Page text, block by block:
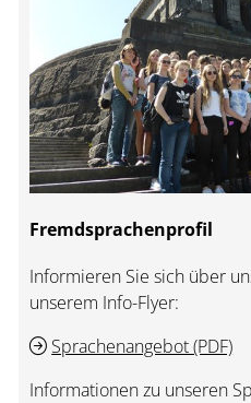
Fremdsprachenprofil
Informieren Sie sich über
unserem Info-Flyer:
Sprachenangebot (PDF)
Informationen zu unseren